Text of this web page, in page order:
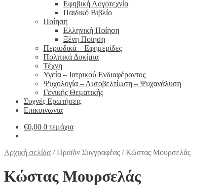
Εφηβική Λογοτεχνία
Παιδικό Βιβλίο
Ποίηση
Ελληνική Ποίηση
Ξένη Ποίηση
Περιοδικά – Εφημερίδες
Πολιτικά Δοκίμια
Τέχνη
Υγεία – Ιατρικού Ενδιαφέροντος
Ψυχολογία – Αυτοβελτίωση – Ψυχανάλυση
Γενικής Θεματικής
Συχνές Ερωτήσεις
Επικοινωνία
€0,00 0 τεμάχια
Αρχική σελίδα /Προϊόν Συγγραφέας /Κώστας Μουρσελάς
Κώστας Μουρσελάς